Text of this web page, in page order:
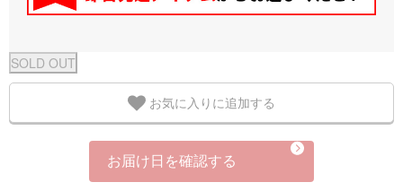
お気に入りに追加する
お届け日を確認する